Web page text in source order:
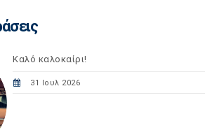
Καλό καλοκαίρι!
31 Ιουλ 2026